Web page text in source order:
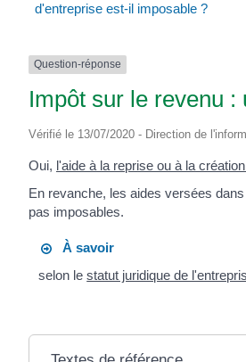
d'entreprise est-il imposable ?
Question-réponse
Impôt sur le revenu
Vérifié le 13/07/2020 - Direction de
Oui, l'aide à la reprise ou à la
En revanche, les aides versées
pas imposables.
À savoir
selon lestatut juridique de